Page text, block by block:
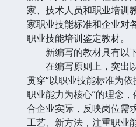
家、技术人员和职业培训
家职业技能标准和企业对
职业技能培训鉴定教材。
新编写的教材具有以下
在编写原则上，突出
贯穿“以职业技能标准为
职业能力为核心”的理念
合企业实际，反映岗位需
工艺、新方法，注重职业